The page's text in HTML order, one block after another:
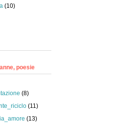
(10)
poesie
(8)
(11)
(13)